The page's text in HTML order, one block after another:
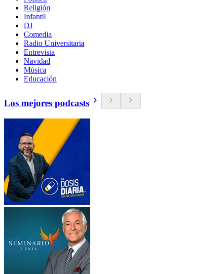
Religión
Infantil
DJ
Comedia
Radio Universitaria
Entrevista
Navidad
Música
Educación
Los mejores podcasts